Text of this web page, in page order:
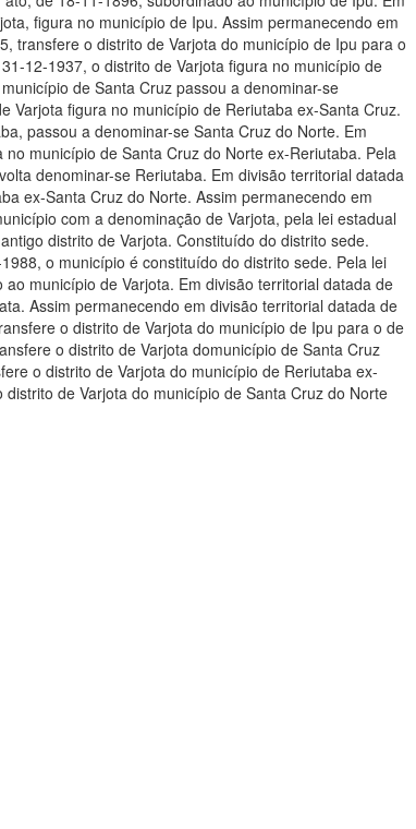
figura no município de Ipu. Assim permanecendo em
transfere o distrito de Varjota do município de Ipu para o
12-1937, o distrito de Varjota figura no município de
de Santa Cruz passou a denominar-se
Varjota figura no município de Reriutaba ex-Santa Cruz.
passou a denominar-se Santa Cruz do Norte. Em
município de Santa Cruz do Norte ex-Reriutaba. Pela
denominar-se Reriutaba. Em divisão territorial datada
ex-Santa Cruz do Norte. Assim permanecendo em
com a denominação de Varjota, pela lei estadual
distrito de Varjota. Constituído do distrito sede.
o município é constituído do distrito sede. Pela lei
município de Varjota. Em divisão territorial datada de
Assim permanecendo em divisão territorial datada de
o distrito de Varjota do município de Ipu para o de
o distrito de Varjota domunicípio de Santa Cruz
o distrito de Varjota do município de Reriutaba ex-
de Varjota do município de Santa Cruz do Norte